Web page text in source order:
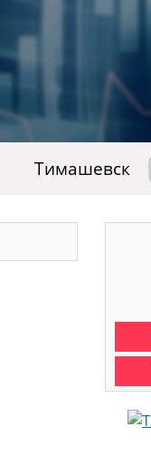
Тимашевск